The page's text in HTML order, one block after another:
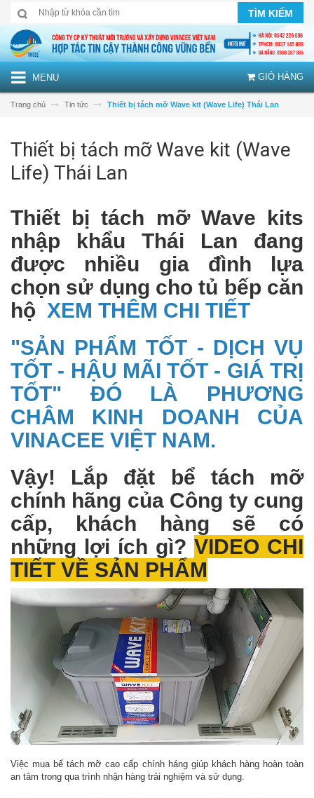
TÌM KIẾM
MENU GIỎ HÀNG
Trang chủ Tin tức Thiết bị tách mỡ Wave kit (Wave Life) Thái Lan
Thiết bị tách mỡ Wave kit (Wave
Life) Thái Lan
Thiết bị tách mỡ Wave kits
nhập khẩu Thái Lan đang
được nhiều gia đình lựa
chọn sử dụng cho tủ bếp căn
hộ XEM THÊM CHI TIẾT
"SẢN PHẨM TỐT - DỊCH VỤ
TỐT - HẬU MÃI TỐT - GIÁ TRỊ
TỐT" ĐÓ LÀ PHƯƠNG
CHÂM KINH DOANH CỦA
VINACEE VIỆT NAM.
Vậy! Lắp đặt bể tách mỡ
chính hãng của Công ty cung
cấp, khách hàng sẽ có
những lợi ích gì? VIDEO CHI
TIẾT VỀ SẢN PHẨM
Việc mua bể tách mỡ cao cấp chính háng giúp khách hàng hoàn toàn
an tâm trong qua trình nhận hàng trải nghiệm và sử dụng.